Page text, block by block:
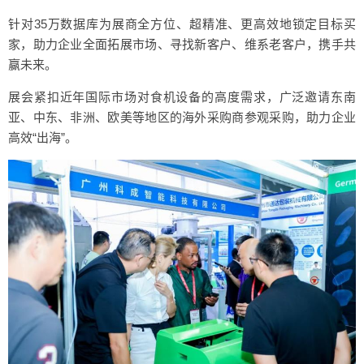
针对35万数据库为展商全方位、超精准、更高效地锁定目标买
家，助力企业全面拓展市场、寻找新客户、维系老客户，携手共
赢未来。
展会紧扣近年国际市场对食机设备的高度需求，广泛邀请东南
亚、中东、非洲、欧美等地区的海外采购商参观采购，助力企业
高效“出海”。